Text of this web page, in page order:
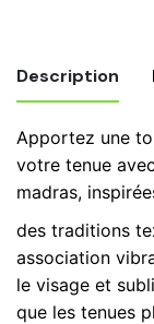
Jaune
&
Orange,
bijoux
madras
Description
Apportez une
votre tenue
madras,
des traditions
association
le visage et
que les tenues
Poids